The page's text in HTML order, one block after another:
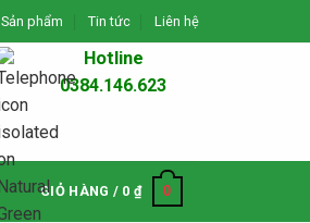
Sản phẩm Tin tức Liên hệ
Hotline
0384.146.623
GIỎ HÀNG / 0 ₫ 0